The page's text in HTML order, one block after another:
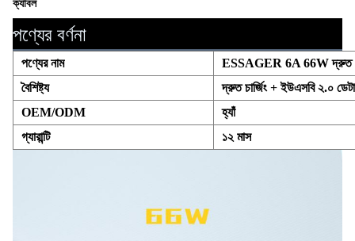
ক্যাবল
পণ্যের বর্ণনা
পণ্যের নাম
ESSAGER 6A 66W দ্রুত
বৈশিষ্ট্য
দ্রুত চার্জিং + ইউএসবি ২.০ ডেটা
OEM/ODM
হ্যাঁ
গ্যারান্টি
১২ মাস